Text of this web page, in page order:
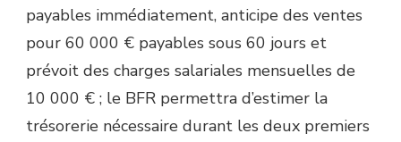
payables immédiatement, anticipe des ventes
pour 60 000 € payables sous 60 jours et
prévoit des charges salariales mensuelles de
10 000 € ; le BFR permettra d’estimer la
trésorerie nécessaire durant les deux premiers